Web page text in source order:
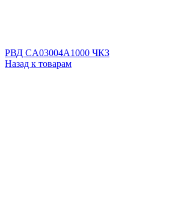
РВД CA03004A1000 ЧКЗ
Назад к товарам